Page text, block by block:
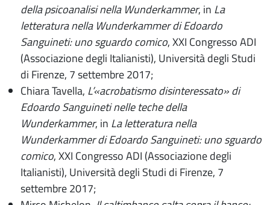
della psicoanalisi nella Wunderkammer, in La
letteratura nella Wunderkammer di Edoardo
Sanguineti: uno sguardo comico, XXI Congresso ADI
(Associazione degli Italianisti), Università degli Studi
di Firenze, 7 settembre 2017;
Chiara Tavella, L’«acrobatismo disinteressato» di
Edoardo Sanguineti nelle teche della
Wunderkammer, in La letteratura nella
Wunderkammer di Edoardo Sanguineti: uno sguardo
comico, XXI Congresso ADI (Associazione degli
Italianisti), Università degli Studi di Firenze, 7
settembre 2017;